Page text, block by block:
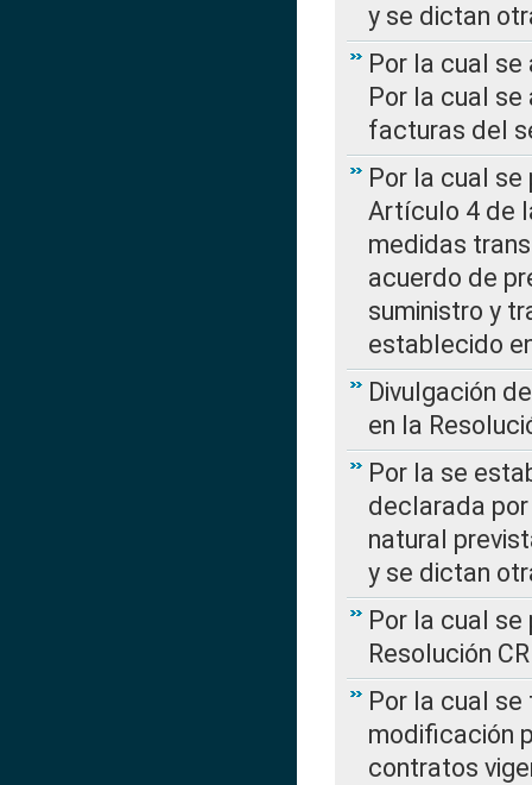
y se dictan
Por la cual se
Por la cual
facturas del
Por la cual
Artículo 4 de
medidas
acuerdo de
suministro y
establecido
Divulgación
en la
Por la se
declarada
natural
y se dictan
Por la cual
Resolución
Por la cual
modificación
contratos